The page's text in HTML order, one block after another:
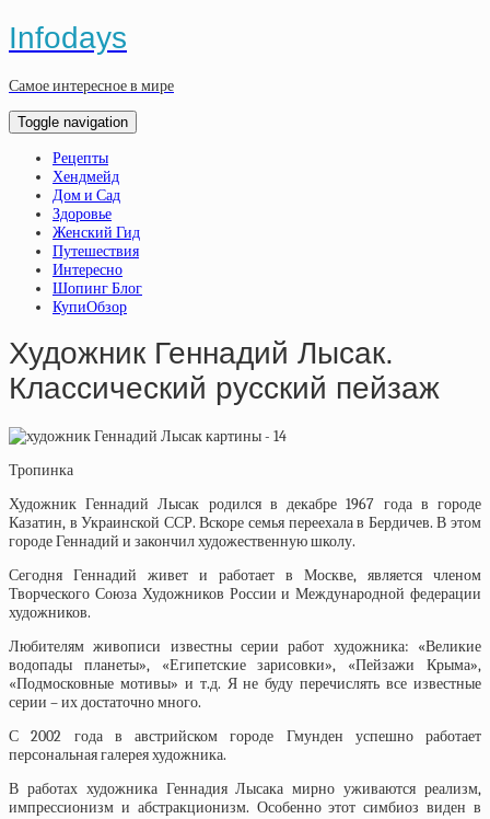
Infodays
Самое интересное в мире
Toggle navigation
Рецепты
Хендмейд
Дом и Сад
Здоровье
Женский Гид
Путешествия
Интересно
Шопинг Блог
КупиОбзор
Художник Геннадий Лысак.
Классический русский пейзаж
Тропинка
Художник Геннадий Лысак родился в декабре 1967 года в городе
Казатин, в Украинской ССР. Вскоре семья переехала в Бердичев. В этом
городе Геннадий и закончил художественную школу.
Сегодня Геннадий живет и работает в Москве, является членом
Творческого Союза Художников России и Международной федерации
художников.
Любителям живописи известны серии работ художника: «Великие
водопады планеты», «Египетские зарисовки», «Пейзажи Крыма»,
«Подмосковные мотивы» и т.д. Я не буду перечислять все известные
серии – их достаточно много.
С 2002 года в австрийском городе Гмунден успешно работает
персональная галерея художника.
В работах художника Геннадия Лысака мирно уживаются реализм,
импрессионизм и абстракционизм. Особенно этот симбиоз виден в